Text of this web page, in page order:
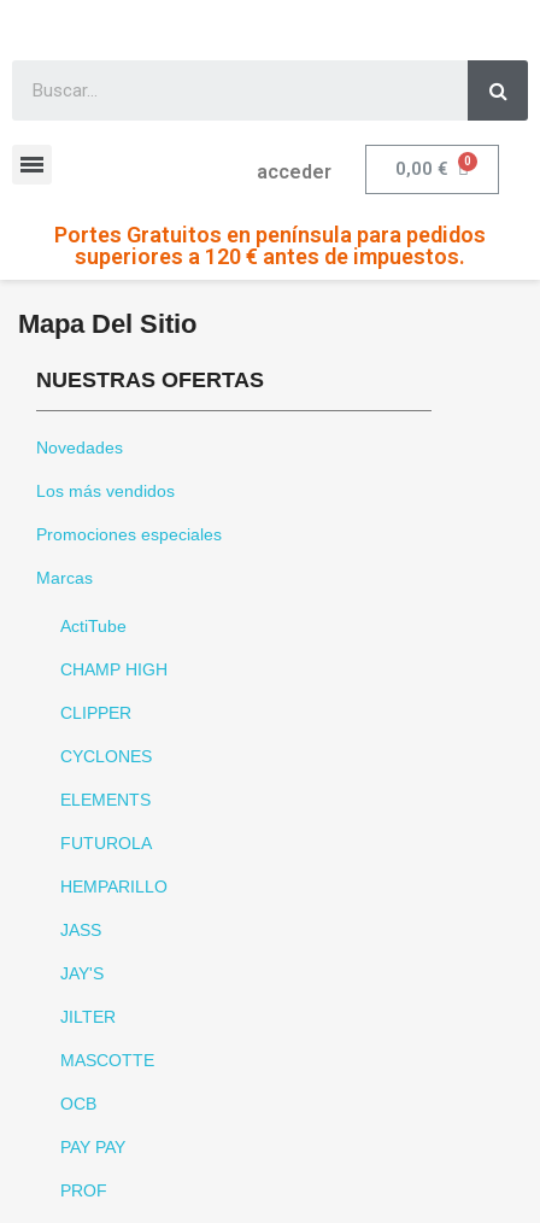
acceder 0,00 €
Portes Gratuitos en península para pedidos
superiores a 120 € antes de impuestos.
Mapa Del Sitio
NUESTRAS OFERTAS
Novedades
Los más vendidos
Promociones especiales
Marcas
ActiTube
CHAMP HIGH
CLIPPER
CYCLONES
ELEMENTS
FUTUROLA
HEMPARILLO
JASS
JAY'S
JILTER
MASCOTTE
OCB
PAY PAY
PROF